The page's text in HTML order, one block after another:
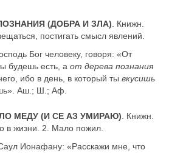
(ДОБРА И ЗЛА) . Книжн.
постигать смысл явлений.
Бог человеку, говоря: «От
будешь есть, а от дерева познания
ибо в день, в который ты вкусишь
Аш.; Ш.; Аф.
МЕДУ (И СЕ АЗ УМИРАЮ) . Книжн.
в жизни. 2. Мало пожил.
Саул Ионафану: «Расскажи мне, что